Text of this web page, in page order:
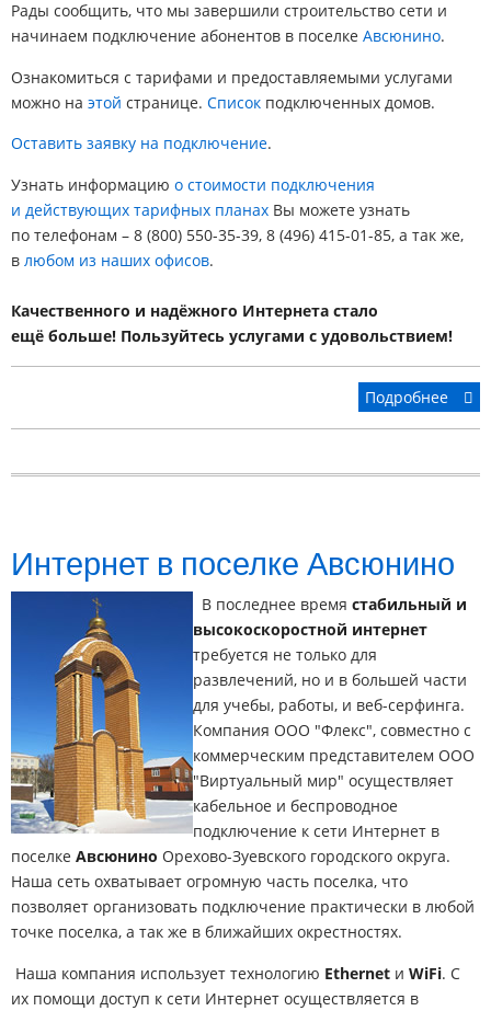
Рады сообщить, что мы завершили строительство сети и
начинаем подключение абонентов в поселке Авсюнино.
Ознакомиться с тарифами и предоставляемыми услугами
можно на этой странице. Список подключенных домов.
Оставить заявку на подключение.
Узнать информацию о стоимости подключения
и действующих тарифных планах Вы можете узнать
по телефонам – 8 (800) 550-35-39, 8 (496) 415-01-85, а так же,
в любом из наших офисов.
Качественного и надёжного Интернета стало
ещё больше! Пользуйтесь услугами с удовольствием!
Подробнее
Интернет в поселке Авсюнино
В последнее время стабильный и
высокоскоростной интернет
требуется не только для
развлечений, но и в большей части
для учебы, работы, и веб-серфинга.
Компания ООО "Флекс", совместно с
коммерческим представителем ООО
"Виртуальный мир" осуществляет
кабельное и беспроводное
подключение к сети Интернет в
поселке Авсюнино Орехово-Зуевского городского округа.
Наша сеть охватывает огромную часть поселка, что
позволяет организовать подключение практически в любой
точке поселка, а так же в ближайших окрестностях.
Наша компания использует технологию Ethernet и WiFi. С
их помощи доступ к сети Интернет осуществляется в